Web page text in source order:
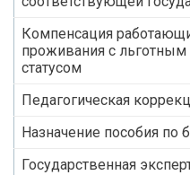
Компенсация
проживания с
статусом
Педагогическая
Назначение пособия по
Государственная